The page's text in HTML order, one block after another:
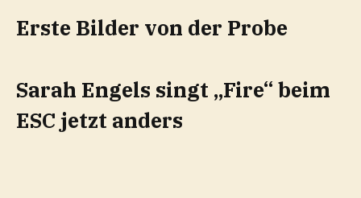
Erste Bilder von der Probe
Sarah Engels singt „Fire“ beim
ESC jetzt anders